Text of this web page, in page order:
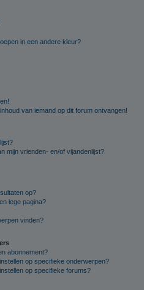
in een andere kleur?
van iemand op dit forum ontvangen!
mijn vrienden- en/of vijandenlijst?
op?
lege pagina?
vinden?
abonnement?
op specifieke onderwerpen?
op specifieke forums?